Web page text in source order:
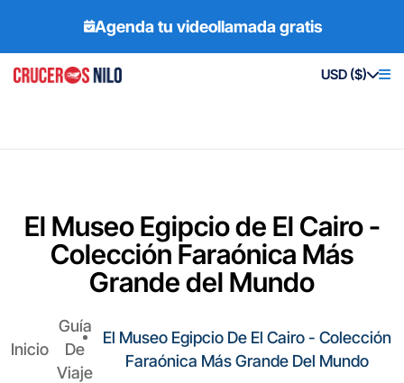
Agenda tu videollamada gratis
USD ($)
El Museo Egipcio de El Cairo -
Colección Faraónica Más
Grande del Mundo
Inicio
Guía
De
Viaje
El Museo Egipcio De El Cairo - Colección
Faraónica Más Grande Del Mundo